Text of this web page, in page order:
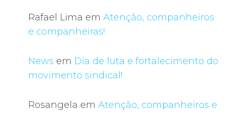
Rafael Lima em Atenção, companheiros
e companheiras!
News em Dia de luta e fortalecimento do
movimento sindical!
Rosangela em Atenção, companheiros e